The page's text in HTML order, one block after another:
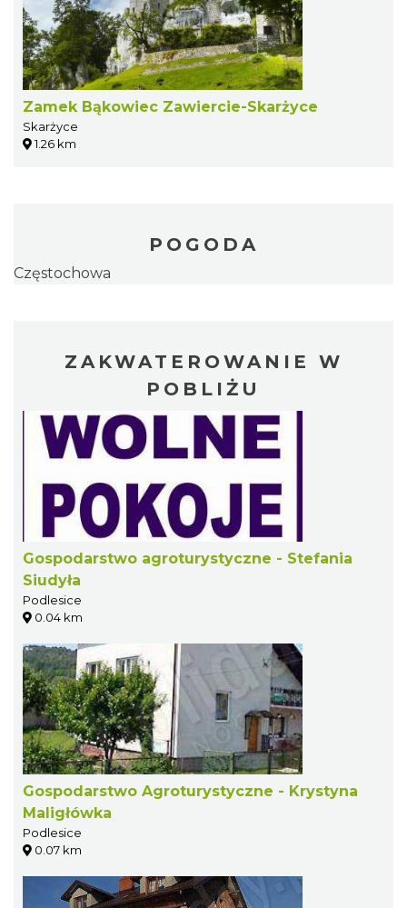
Zamek Bąkowiec Zawiercie-Skarżyce
Skarżyce
1.26 km
POGODA
Częstochowa
ZAKWATEROWANIE W
POBLIŻU
Gospodarstwo agroturystyczne - Stefania
Siudyła
Podlesice
0.04 km
Gospodarstwo Agroturystyczne - Krystyna
Maligłówka
Podlesice
0.07 km